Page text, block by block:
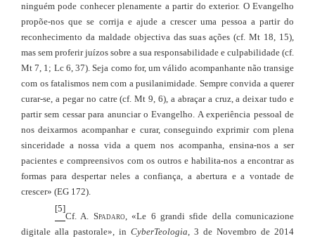
ninguém pode conhecer plenamente a partir do exterior. O Evangelho
propõe-nos que se corrija e ajude a crescer uma pessoa a partir do
reconhecimento da maldade objectiva das suas ações (cf. Mt 18, 15),
mas sem proferir juízos sobre a sua responsabilidade e culpabilidade (cf.
Mt 7, 1; Lc 6, 37). Seja como for, um válido acompanhante não transige
com os fatalismos nem com a pusilanimidade. Sempre convida a querer
curar-se, a pegar no catre (cf. Mt 9, 6), a abraçar a cruz, a deixar tudo e
partir sem cessar para anunciar o Evangelho. A experiência pessoal de
nos deixarmos acompanhar e curar, conseguindo exprimir com plena
sinceridade a nossa vida a quem nos acompanha, ensina-nos a ser
pacientes e compreensivos com os outros e habilita-nos a encontrar as
formas para despertar neles a confiança, a abertura e a vontade de
crescer» (EG 172).
[5]
Cf. A. Spadaro, «Le 6 grandi sfide della comunicazione
digitale alla pastorale», in CyberTeologia, 3 de Novembro de 2014